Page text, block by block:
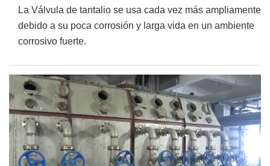
La Válvula de tantalio se usa cada vez más ampliamente
debido a su poca corrosión y larga vida en un ambiente
corrosivo fuerte.